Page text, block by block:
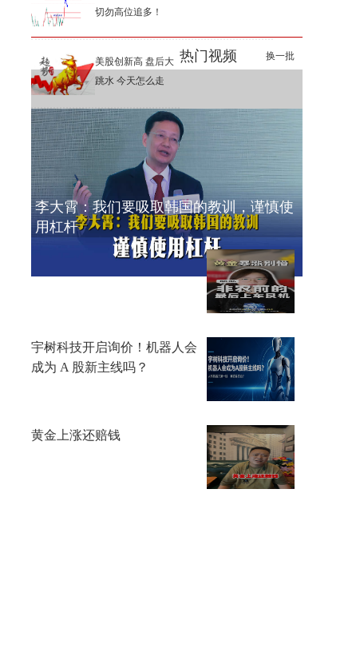
切勿高位追多！
美股创新高 盘后大
跳水 今天怎么走
热门视频 换一批
李大霄：我们要吸取韩国的教训，谨慎使
用杠杆
【南篱】黄金大涨也有机会
宇树科技开启询价！机器人会
成为 A 股新主线吗？
黄金上涨还赔钱